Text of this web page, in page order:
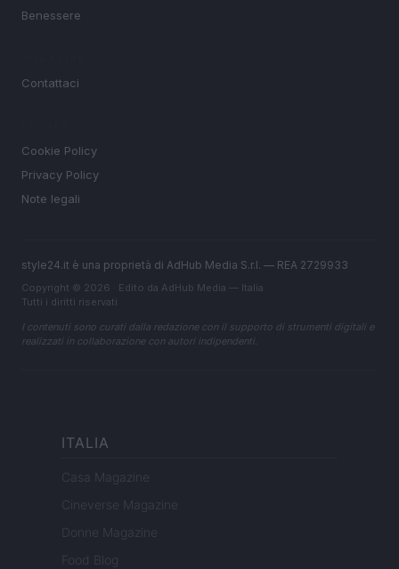
Benessere
Contattaci
Cookie Policy
Privacy Policy
Note legali
style24.it è una proprietà di AdHub Media S.r.l. — REA 2729933
Copyright © 2026 · Edito da AdHub Media — Italia
Tutti i diritti riservati
I contenuti sono curati dalla redazione con il supporto di strumenti digitali e
realizzati in collaborazione con autori indipendenti.
ITALIA
Casa Magazine
Cineverse Magazine
Donne Magazine
Food Blog